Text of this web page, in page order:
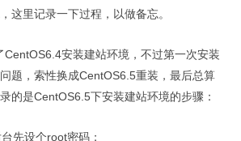
这里记录一下过程，以做备忘。
CentOS6.4安装建站环境，不过第一次安装
题，索性换成CentOS6.5重装，最后总算
的是CentOS6.5下安装建站环境的步骤：
先设个root密码；